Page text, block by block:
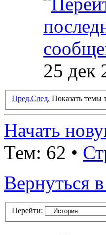
25 дек
Пред.След. Показать темы
Начать
Тем: 62 •
Вернуться
Перейти: